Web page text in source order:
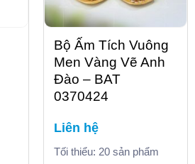
Bộ Ấm Tích Vuông
Men Vàng Vẽ Anh
Đào – BAT
0370424
Liên hệ
Tối thiểu: 20 sản phẩm